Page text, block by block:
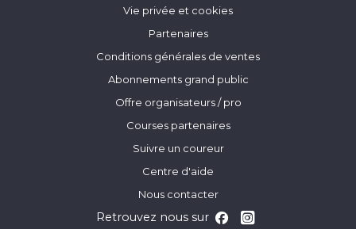
Vie privée et cookies
Partenaires
Conditions générales de ventes
Abonnements grand public
Offre organisateurs / pro
Courses partenaires
Suivre un coureur
Centre d'aide
Nous contacter
Retrouvez nous sur